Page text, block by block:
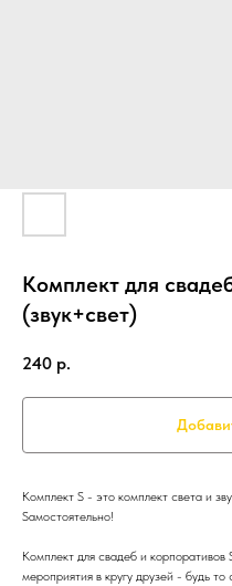
Комплект для
(звук+свет)
240 р.
Комплект S - это комплект света и
Sамостоятельно!
Комплект для свадеб и
мероприятия в кругу друзей - будь